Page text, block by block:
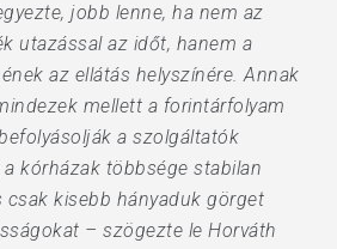
jobb lenne, ha nem az
utazással az időt, hanem a
az ellátás helyszínére. Annak
mellett a forintárfolyam
a szolgáltatók
kórházak többsége stabilan
csak kisebb hányaduk görget
– szögezte le Horváth